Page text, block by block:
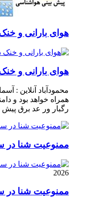
هوای بارانی و
هوای بارانی و
محمودآباد آنلاین :
همراه خواهد بود و
رگبار ور عد برق
ممنوعیت شنا در
2026
ممنوعیت شنا در